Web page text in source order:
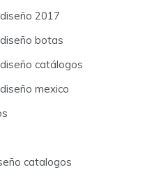
2017
botas
catálogos
mexico
catalogos